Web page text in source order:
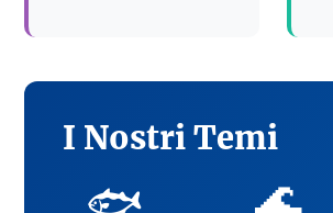
I Nostri Temi
🐟 🌊